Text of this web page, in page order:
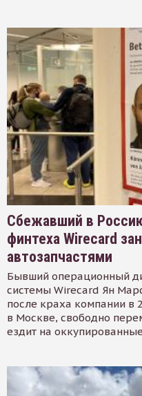
Сбежавший в
финтеха Wirecard
автозапчастями
Бывший операционный
системы Wirecard Ян
после краха компании в
в Москве, свободно
ездит на